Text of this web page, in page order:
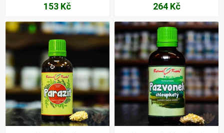
153 Kč 264 Kč